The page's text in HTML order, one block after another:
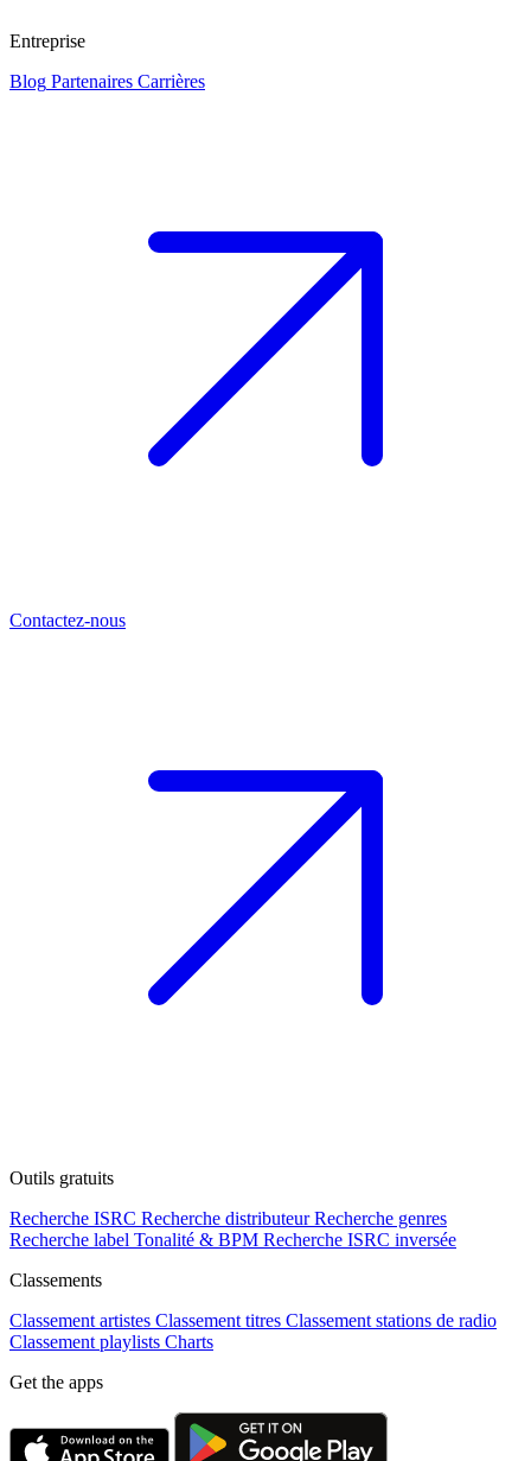
Entreprise
Blog Partenaires Carrières
Contactez-nous
Outils gratuits
Recherche ISRC Recherche distributeur Recherche genres
Recherche label Tonalité & BPM Recherche ISRC inversée
Classements
Classement artistes Classement titres Classement stations de radio
Classement playlists Charts
Get the apps